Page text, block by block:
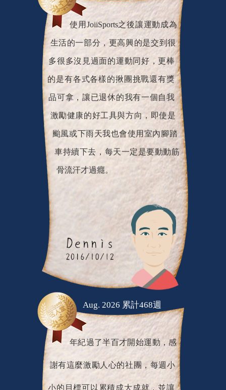
使用JoiiSports之後讓運動成為
生活的一部分，更高興的是交到很
多很多沒見過面的運動同好，更棒
的是有各式各樣的揪團挑戰還有獎
品可拿，讓已退休的我有一個自我
激勵健康的好工具與方向，即使是
颱風或下雨天我也會使用室內腳踏
車持續下去，每天一定是要動動筋
骨流汗才過癮。
Aug. 2026 累計468週
年紀過了半百才開始運動，感
謝有這麼激勵人心的社團，每週小